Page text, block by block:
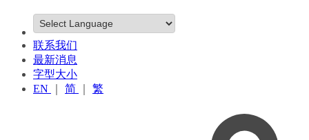
联系我们
最新消息
字型大小
EN
简 繁